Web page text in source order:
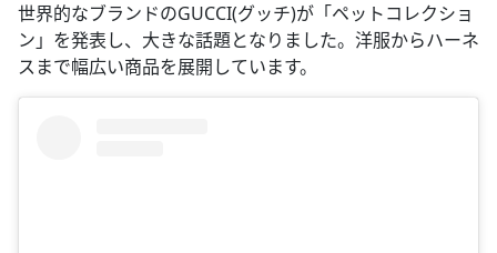
世界的なブランドのGUCCI(グッチ)が「ペットコレクショ
ン」を発表し、大きな話題となりました。洋服からハーネ
スまで幅広い商品を展開しています。